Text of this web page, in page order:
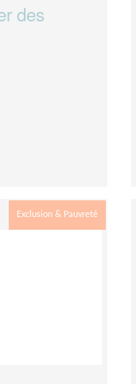
des
Exclusion & Pauvreté